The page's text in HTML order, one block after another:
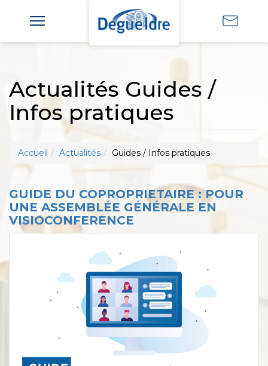
Actualités Guides /
Infos pratiques
Accueil Actualités Guides / Infos pratiques
GUIDE DU COPROPRIETAIRE : POUR
UNE ASSEMBLÉE GÉNÉRALE EN
VISIOCONFERENCE